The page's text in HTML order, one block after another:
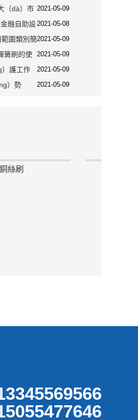
2021-05-09
（dà）市
2021-05-08
融自助設
2021-05-09
圍類別簡
2021-05-09
簧刷的使
2021-05-09
）護工作
2021-05-09
）勢